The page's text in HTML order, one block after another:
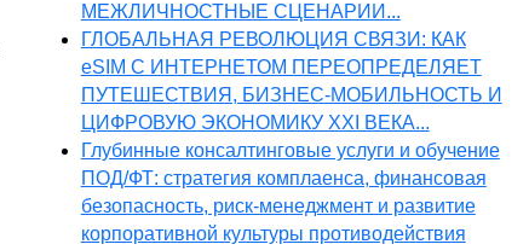
МЕЖЛИЧНОСТНЫЕ СЦЕНАРИИ...
ГЛОБАЛЬНАЯ РЕВОЛЮЦИЯ СВЯЗИ: КАК
eSIM С ИНТЕРНЕТОМ ПЕРЕОПРЕДЕЛЯЕТ
ПУТЕШЕСТВИЯ, БИЗНЕС-МОБИЛЬНОСТЬ И
ЦИФРОВУЮ ЭКОНОМИКУ XXI ВЕКА...
Глубинные консалтинговые услуги и обучение
ПОД/ФТ: стратегия комплаенса, финансовая
безопасность, риск-менеджмент и развитие
корпоративной культуры противодействия